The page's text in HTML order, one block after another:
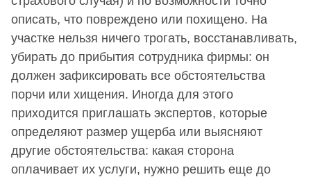
описать, что повреждено или похищено. На
участке нельзя ничего трогать, восстанавливать,
убирать до прибытия сотрудника фирмы: он
должен зафиксировать все обстоятельства
порчи или хищения. Иногда для этого
приходится приглашать экспертов, которые
определяют размер ущерба или выясняют
другие обстоятельства: какая сторона
оплачивает их услуги, нужно решить еще до